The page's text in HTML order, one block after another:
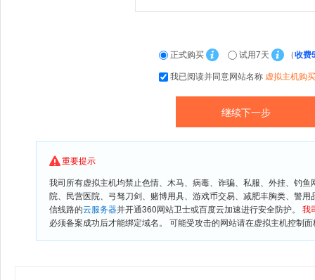
正式购买 试用7天 （收费
我已阅读并同意网站名称 虚拟主机购
重要提示
我司所有虚拟主机均禁止色情、木马、病毒、诈骗、私服、外挂、钓
院、民营医院、弓驽刀剑、赌博用具、游戏币交易、减肥丰胸类、警
信线路的云服务器并开通360网站卫士或百度云加速进行安全防护。 我
必须备案成功后才能绑定域名。 可能受攻击的网站请在虚拟主机控制